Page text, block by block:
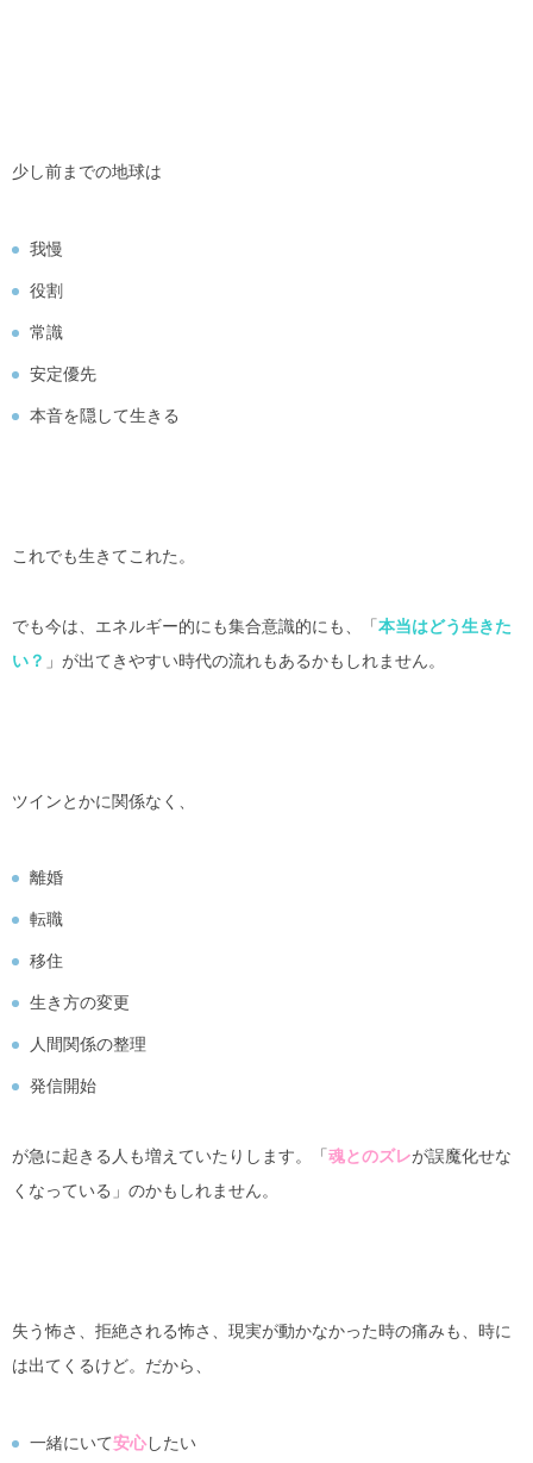
少し前までの地球は
我慢
役割
常識
安定優先
本音を隠して生きる
これでも生きてこれた。
でも今は、エネルギー的にも集合意識的にも、「本当はどう生きた
い？ 」が出てきやすい時代の流れもあるかもしれません。
ツインとかに関係なく、
離婚
転職
移住
生き方の変更
人間関係の整理
発信開始
が急に起きる人も増えていたりします。「魂とのズレが誤魔化せな
くなっている」のかもしれません。
失う怖さ、拒絶される怖さ、現実が動かなかった時の痛みも、時に
は出てくるけど。だから、
一緒にいて安心したい